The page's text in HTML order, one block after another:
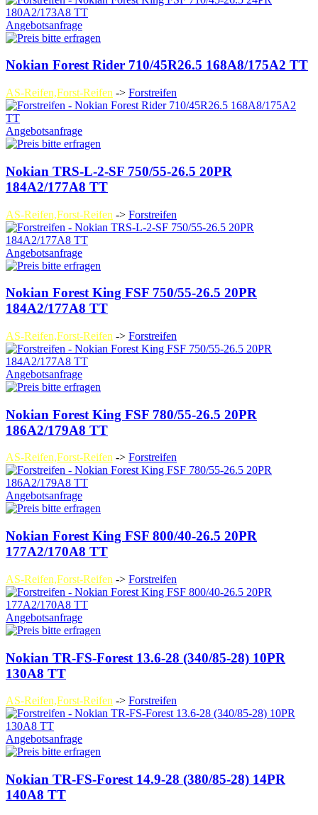
Angebotsanfrage
Nokian Forest Rider 710/45R26.5 168A8/175A2 TT
AS-Reifen,Forst-Reifen -> Forstreifen
Angebotsanfrage
Nokian TRS-L-2-SF 750/55-26.5 20PR
184A2/177A8 TT
AS-Reifen,Forst-Reifen -> Forstreifen
Angebotsanfrage
Nokian Forest King FSF 750/55-26.5 20PR
184A2/177A8 TT
AS-Reifen,Forst-Reifen -> Forstreifen
Angebotsanfrage
Nokian Forest King FSF 780/55-26.5 20PR
186A2/179A8 TT
AS-Reifen,Forst-Reifen -> Forstreifen
Angebotsanfrage
Nokian Forest King FSF 800/40-26.5 20PR
177A2/170A8 TT
AS-Reifen,Forst-Reifen -> Forstreifen
Angebotsanfrage
Nokian TR-FS-Forest 13.6-28 (340/85-28) 10PR
130A8 TT
AS-Reifen,Forst-Reifen -> Forstreifen
Angebotsanfrage
Nokian TR-FS-Forest 14.9-28 (380/85-28) 14PR
140A8 TT